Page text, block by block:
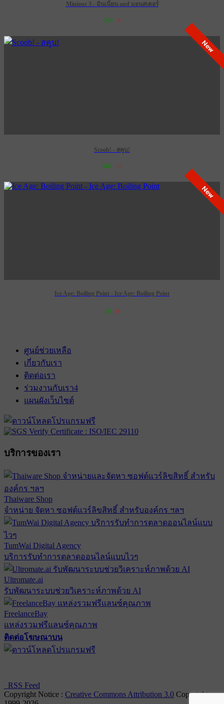
Minions 3 - มินเนี่ยน and มอนสเตอร์
209 6
New
Scoob! - สคูบ!
516 16
New
Ice Age: Boiling Point - Ice Age: Boiling Point
29 0
ศูนย์ช่วยเหลือ
เกี่ยวกับเรา
ติดต่อเรา
ร่วมงานกับเรา4
แผนผังเว็บไซต์
บริการของเรา
Thaiware Shop
จำหน่าย จัดหา ซอฟต์แวร์ลิขสิทธิ์ สำหรับองค์กร ฯลฯ
TumWai Digital Agency
บริการรับทำการตลาดออนไลน์แบบไวๆ
Ultromate.ai
รับพัฒนาระบบช่วยวิเคราะห์ภาพด้วย AI
FreelanceBay
แหล่งรวมฟรีแลนซ์คุณภาพ
ติดต่อโฆษณาบน
RSS Feed
Copyright Notice : Creative Commons Attribution 3.0 Copyright